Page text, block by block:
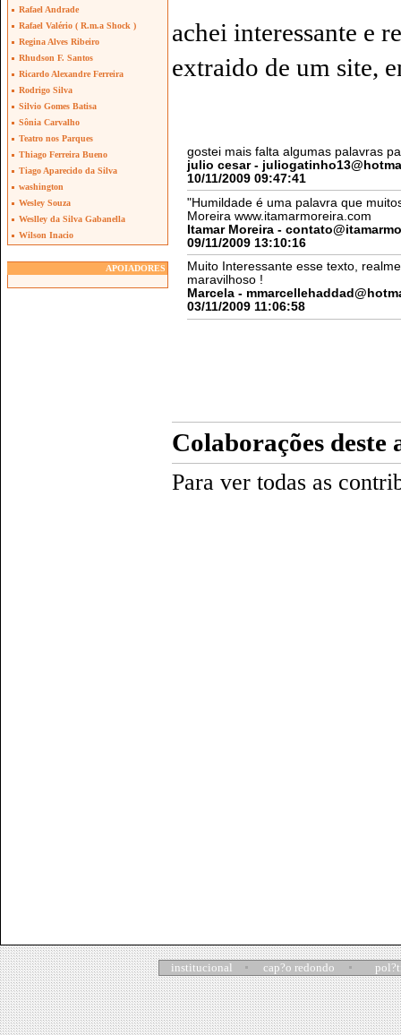
Rafael Andrade
Rafael Valério ( R.m.a Shock )
Regina Alves Ribeiro
Rhudson F. Santos
Ricardo Alexandre Ferreira
Rodrigo Silva
Silvio Gomes Batisa
Sônia Carvalho
Teatro nos Parques
Thiago Ferreira Bueno
Tiago Aparecido da Silva
washington
Wesley Souza
Weslley da Silva Gabanella
Wilson Inacio
APOIADORES
achei interessante e
extraido de um site,
Colaborações deste
Para ver todas as
institucional cap?o redondo